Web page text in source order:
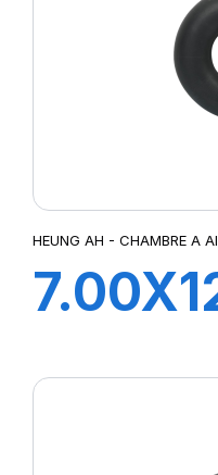
HEUNG AH - CHAMBRE A